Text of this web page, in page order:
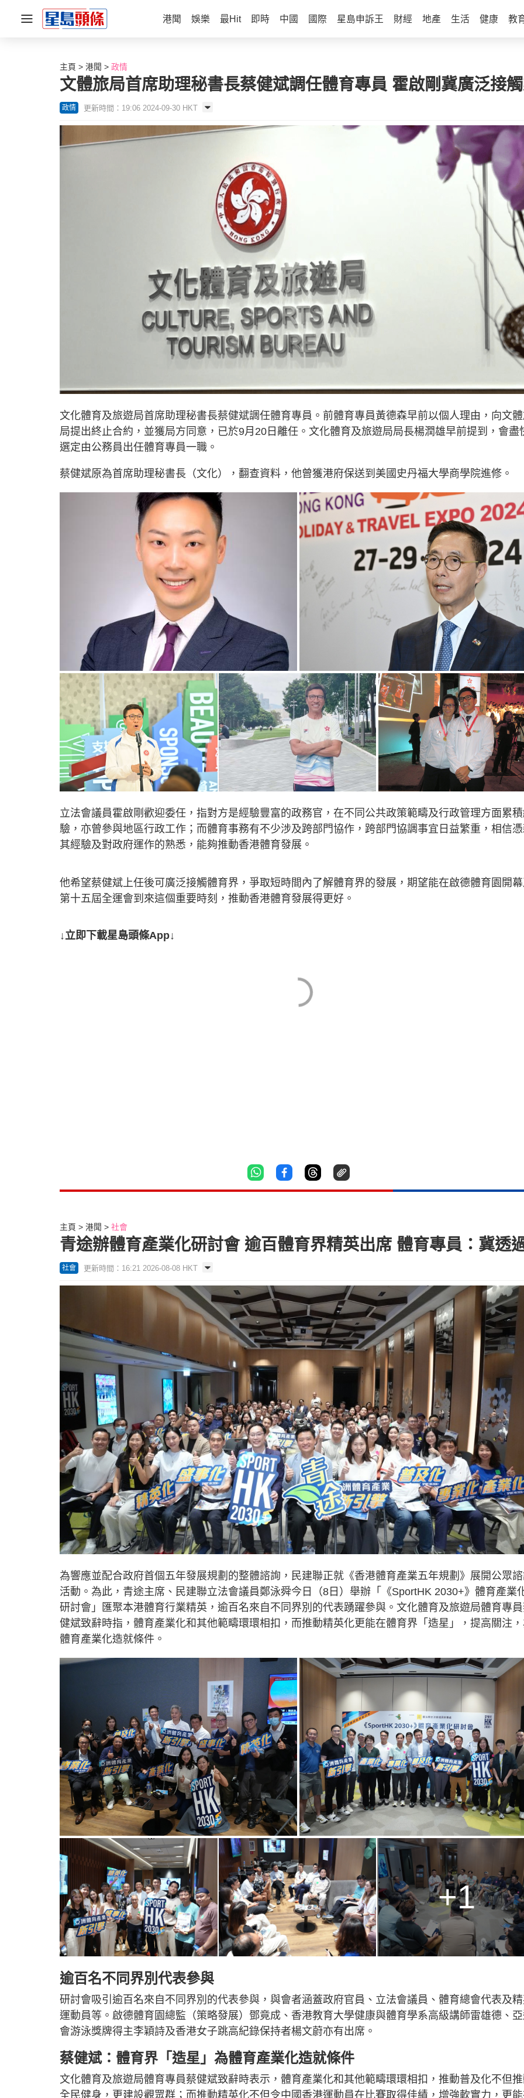
港聞 娛樂 最Hit 即時 中國 國際 星島申訴王 財經 地產 生活 健康 教
主頁 港聞 政情
文體旅局首席助理秘書長蔡健斌調任體育專員 霍啟剛冀廣泛接
政情 更新時間：19:06 2024-09-30 HKT
文化體育及旅遊局首席助理秘書長蔡健斌調任體育專員。前體育專員黃德森早前以個人理由，向文
局提出終止合約，並獲局方同意，已於9月20日離任。文化體育及旅遊局局長楊潤雄早前提到，會盡
選定由公務員出任體育專員一職。
蔡健斌原為首席助理秘書長（文化），翻查資料，他曾獲港府保送到美國史丹福大學商學院進修。
立法會議員霍啟剛歡迎委任，指對方是經驗豐富的政務官，在不同公共政策範疇及行政管理方面累
驗，亦曾參與地區行政工作；而體育事務有不少涉及跨部門協作，跨部門協調事宜日益繁重，相信
其經驗及對政府運作的熟悉，能夠推動香港體育發展。
他希望蔡健斌上任後可廣泛接觸體育界，爭取短時間內了解體育界的發展，期望能在啟德體育園開
第十五屆全運會到來這個重要時刻，推動香港體育發展得更好。
↓立即下載星島頭條App↓
主頁 港聞 社會
青途辦體育產業化研討會 逾百體育界精英出席 體育專員：冀透
社會 更新時間：16:21 2026-08-08 HKT
為響應並配合政府首個五年發展規劃的整體諮詢，民建聯正就《香港體育產業五年規劃》展開公眾
活動。為此，青途主席、民建聯立法會議員鄭泳舜今日（8日）舉辦「《SportHK 2030+》體育產業
研討會」匯聚本港體育行業精英，逾百名來自不同界別的代表踴躍參與。文化體育及旅遊局體育專
健斌致辭時指，體育產業化和其他範疇環環相扣，而推動精英化更能在體育界「造星」，提高關注
體育產業化造就條件。
+1
逾百名不同界別代表參與
研討會吸引逾百名來自不同界別的代表參與，與會者涵蓋政府官員、立法會議員、體育總會代表及
運動員等。啟德體育園總監（策略發展）鄧竟成、香港教育大學健康與體育學系高級講師雷雄德、
會游泳獎牌得主李穎詩及香港女子跳高紀錄保持者楊文蔚亦有出席。
蔡健斌：體育界「造星」為體育產業化造就條件
文化體育及旅遊局體育專員蔡健斌致辭時表示，體育產業化和其他範疇環環相扣，推動普及化不但
全民健身，更建設觀眾群；而推動精英化不但令中國香港運動員在比賽取得佳績，增強軟實力，更